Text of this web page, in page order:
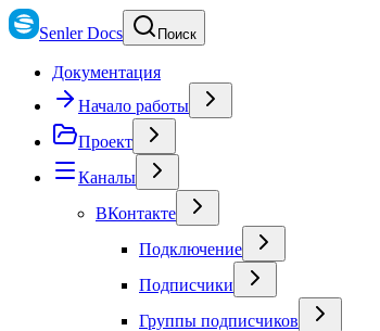
Senler Docs Поиск
Документация
Начало работы
Проект
Каналы
ВКонтакте
Подключение
Подписчики
Группы подписчиков